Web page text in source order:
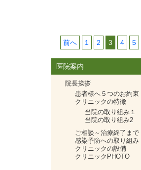
前へ 1 2 3 4 5
医院案内
院長挨拶
患者様へ５つのお約束
クリニックの特徴
当院の取り組み１
当院の取り組み2
ご相談～治療終了まで
感染予防への取り組み
クリニックの設備
クリニックPHOTO